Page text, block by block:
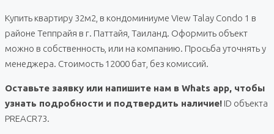
Купить квартиру 32м2, в кондоминиуме View Talay Condo 1 в
районе Теппрайя в г. Паттайя, Таиланд. Оформить объект
можно в собственность, или на компанию. Просьба уточнять у
менеджера. Стоимость 12000 бат, без комиссий.
Оставьте заявку или напишите нам в Whats app, чтобы
узнать подробности и подтвердить наличие! ID объекта
PREACR73.